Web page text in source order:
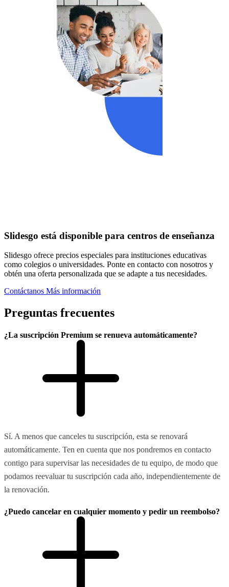
Slidesgo está disponible para centros de enseñanza
Slidesgo ofrece precios especiales para instituciones educativas
como colegios o universidades. Ponte en contacto con nosotros y
obtén una oferta personalizada que se adapte a tus necesidades.
Contáctanos Más información
Preguntas frecuentes
¿La suscripción Premium se renueva automáticamente?
Sí. A menos que canceles tu suscripción, esta se renovará
automáticamente. Ten en cuenta que nos pondremos en contacto
contigo para supervisar las necesidades de tu equipo, de modo que
podamos reevaluar tu suscripción cada año, independientemente de
la renovación.
¿Puedo cancelar en cualquier momento y pedir un reembolso?